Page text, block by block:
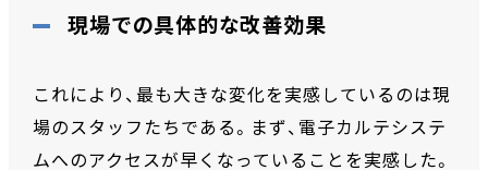
現場での具体的な改善効果
これにより、最も大きな変化を実感しているのは現
場のスタッフたちである。まず、電子カルテシステ
ムへのアクセスが早くなっていることを実感した。